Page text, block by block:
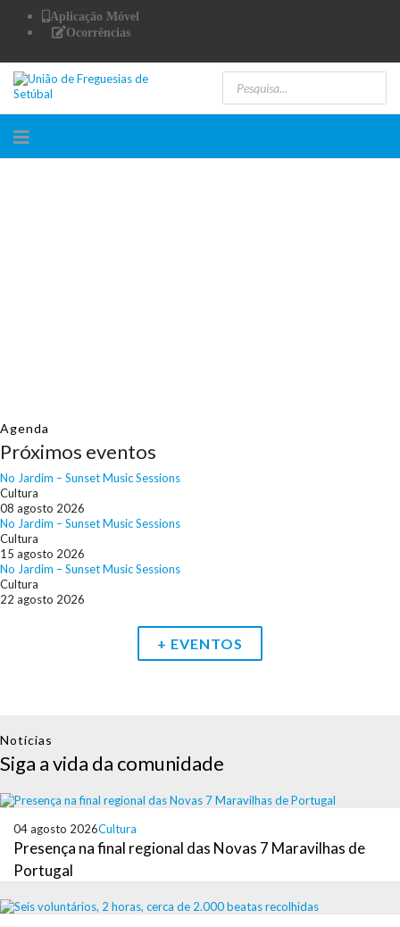
Aplicação Móvel
Ocorrências
Agenda
Próximos eventos
No Jardim – Sunset Music Sessions
Cultura
08 agosto 2026
No Jardim – Sunset Music Sessions
Cultura
15 agosto 2026
No Jardim – Sunset Music Sessions
Cultura
22 agosto 2026
+ EVENTOS
Notícias
Siga a vida da comunidade
04 agosto 2026Cultura
Presença na final regional das Novas 7 Maravilhas de
Portugal